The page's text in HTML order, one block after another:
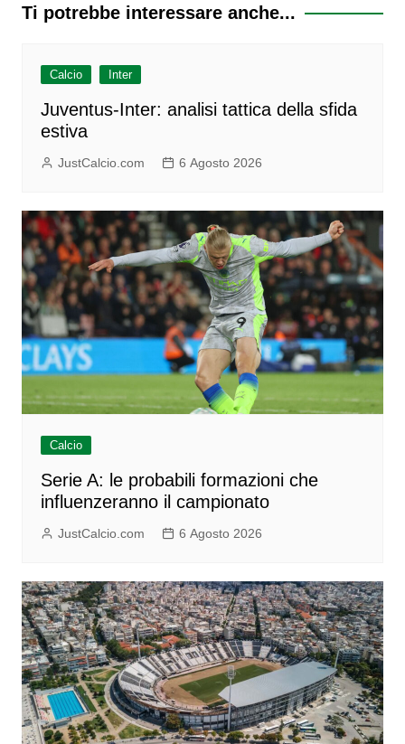
Ti potrebbe interessare anche...
Calcio Inter
Juventus-Inter: analisi tattica della sfida
estiva
JustCalcio.com 6 Agosto 2026
Calcio
Serie A: le probabili formazioni che
influenzeranno il campionato
JustCalcio.com 6 Agosto 2026